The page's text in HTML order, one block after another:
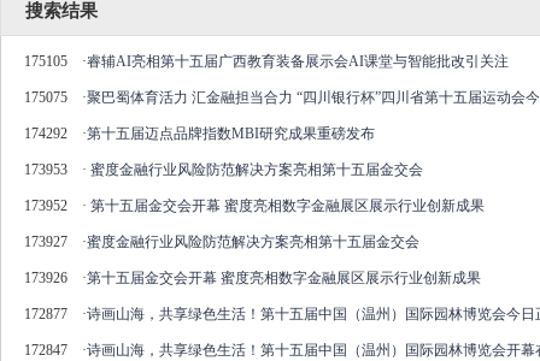
搜索结果
175105 ·睿辅AI亮相第十五届广西教育装备展示会AI课堂与智能批改引关注
175075 ·聚巴蜀体育活力 汇金融担当合力 “四川银行杯”四川省第十五届运动会
174292 ·第十五届迈点品牌指数MBI研究成果重磅发布
173953 · 蜜度金融行业风险防范解决方案亮相第十五届金交会
173952 · 第十五届金交会开幕 蜜度亮相数字金融展区展示行业创新成果
173927 ·蜜度金融行业风险防范解决方案亮相第十五届金交会
173926 ·第十五届金交会开幕 蜜度亮相数字金融展区展示行业创新成果
172877 ·诗画山海，共享绿色生活！第十五届中国（温州）国际园林博览会今日
172847 ·诗画山海，共享绿色生活！第十五届中国（温州）国际园林博览会开幕